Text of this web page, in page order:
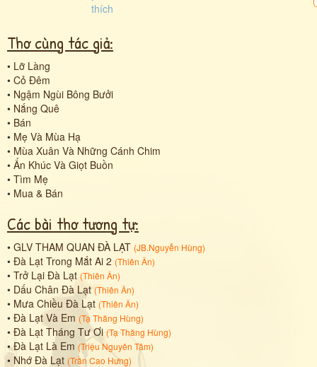
Thơ cùng tác giả:
• Lỡ Làng
• Cỏ Đêm
• Ngậm Ngùi Bông Bưởi
• Nắng Quê
• Bán
• Mẹ Và Mùa Hạ
• Mùa Xuân Và Những Cánh Chim
• Ẩn Khúc Và Giọt Buồn
• Tìm Mẹ
• Mua & Bán
Các bài thơ tương tự:
• GLV THAM QUAN ĐÀ LẠT (JB.Nguyễn Hùng)
• Đà Lạt Trong Mắt Ai 2 (Thiên Ân)
• Trở Lại Đà Lạt (Thiên Ân)
• Dấu Chân Đà Lạt (Thiên Ân)
• Mưa Chiều Đà Lạt (Thiên Ân)
• Đà Lạt Và Em (Tạ Thăng Hùng)
• Đà Lạt Tháng Tư Ơi (Tạ Thăng Hùng)
•Đà Lạt Là Em (Triệu Nguyên Tâm)
• Nhớ Đà Lạt (Trần Cao Hưng)